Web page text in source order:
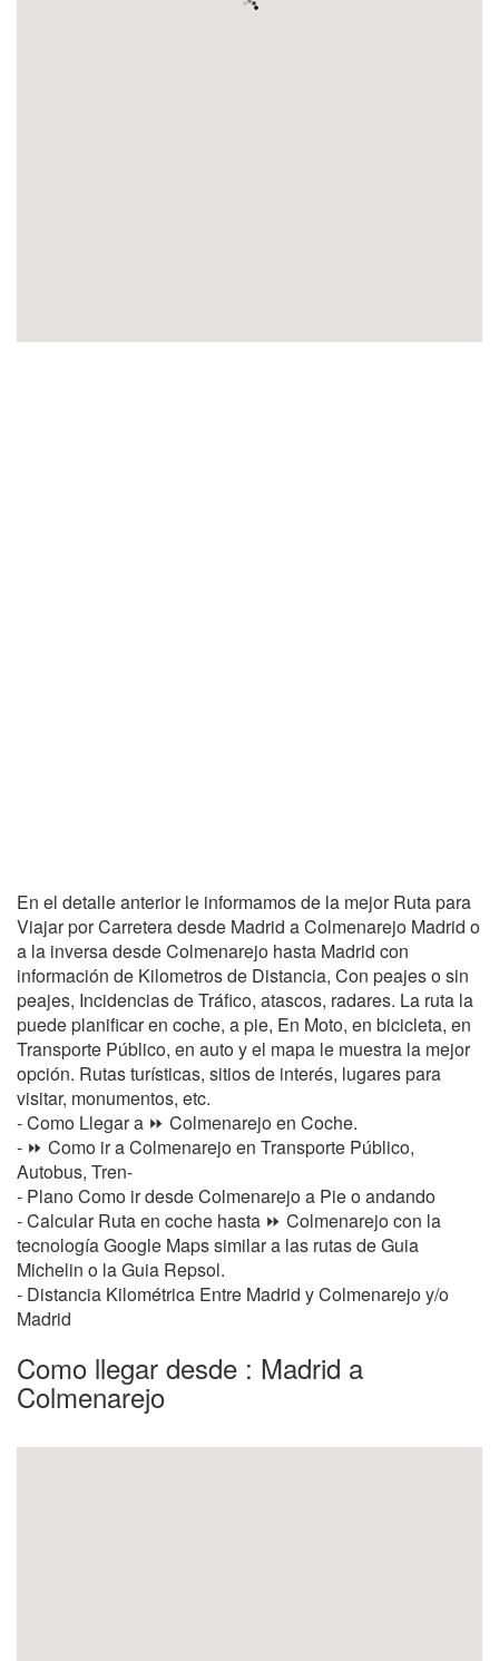
En el detalle anterior le informamos de la mejor Ruta para
Viajar por Carretera desde Madrid a Colmenarejo Madrid o
a la inversa desde Colmenarejo hasta Madrid con
información de Kilometros de Distancia, Con peajes o sin
peajes, Incidencias de Tráfico, atascos, radares. La ruta la
puede planificar en coche, a pie, En Moto, en bicicleta, en
Transporte Público, en auto y el mapa le muestra la mejor
opción. Rutas turísticas, sitios de interés, lugares para
visitar, monumentos, etc.
- Como Llegar a ⏩ Colmenarejo en Coche.
- ⏩ Como ir a Colmenarejo en Transporte Público,
Autobus, Tren-
- Plano Como ir desde Colmenarejo a Pie o andando
- Calcular Ruta en coche hasta ⏩ Colmenarejo con la
tecnología Google Maps similar a las rutas de Guia
Michelin o la Guia Repsol.
- Distancia Kilométrica Entre Madrid y Colmenarejo y/o
Madrid
Como llegar desde : Madrid a
Colmenarejo